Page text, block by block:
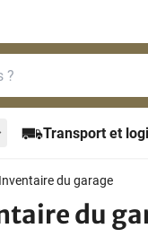
Transport et
Inventaire du garage
du